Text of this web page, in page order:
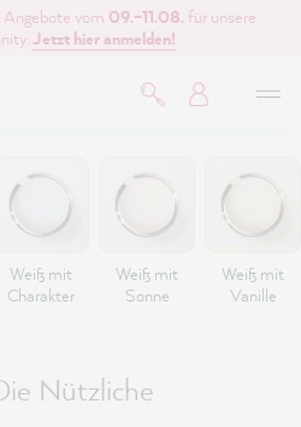
Angebote vom 09.–11.08. für unsere
Jetzt hier anmelden!
Weiß mit
Charakter
Weiß mit
Sonne
Weiß mit
Vanille
Nützliche